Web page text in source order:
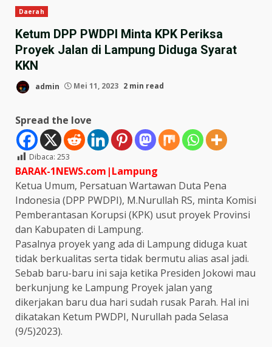
Daerah
Ketum DPP PWDPI Minta KPK Periksa
Proyek Jalan di Lampung Diduga Syarat
KKN
admin Mei 11, 2023 2 min read
Spread the love
Dibaca: 253
BARAK-1NEWS.com|Lampung
Ketua Umum, Persatuan Wartawan Duta Pena
Indonesia (DPP PWDPI), M.Nurullah RS, minta Komisi
Pemberantasan Korupsi (KPK) usut proyek Provinsi
dan Kabupaten di Lampung.
Pasalnya proyek yang ada di Lampung diduga kuat
tidak berkualitas serta tidak bermutu alias asal jadi.
Sebab baru-baru ini saja ketika Presiden Jokowi mau
berkunjung ke Lampung Proyek jalan yang
dikerjakan baru dua hari sudah rusak Parah. Hal ini
dikatakan Ketum PWDPI, Nurullah pada Selasa
(9/5)2023).